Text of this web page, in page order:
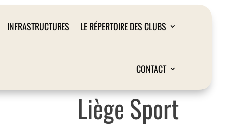
INFRASTRUCTURES LE RÉPERTOIRE DES CLUBS
CONTACT
Liège Sport